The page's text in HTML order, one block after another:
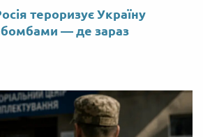
тероризує Україну
— де зараз